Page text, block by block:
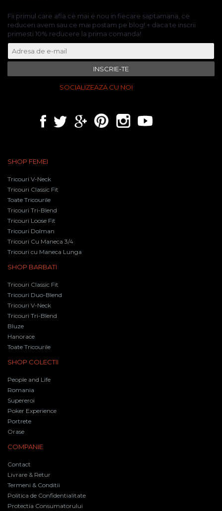
Fii primul care afla ce mai e nou in fiecare saptamana, ce
reduceri avem sau ce mai postam pe blog! + daca te inscrii
primesti 10% reducere la prima comanda!
INSCRIE-TE
SOCIALIZEAZA CU NOI
SHOP FEMEI
Tricouri V-Neck
Tricouri Classic Fit
Toate Tricourile
Tricouri Tri-Blend
Tricouri Loose Fit
Tricouri Dolman
Tricouri Cu Maneca 3/4
Tricouri cu Maneca Lunga
SHOP BARBATI
Tricouri Classic Fit
Tricouri Duo-Blend
Tricouri V-Neck
Tricouri Tri-Blend
Bluze
Hanorace
Toate Tricourile
SHOP COLECTII
People and Life
Romania
Supereroi
Poker Experience
Portrete
Orase
COMPANIE
Contact
Livrare & Retur
Termeni & Conditii
Politica de Confidentialitate
Protectia Consumatorului